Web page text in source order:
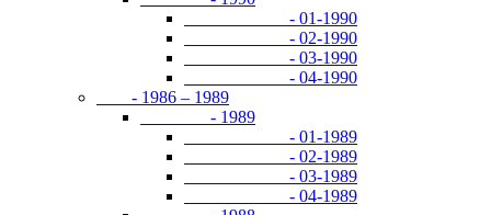
- 01-1990
- 02-1990
- 03-1990
- 04-1990
- 1986 – 1989
- 1989
- 01-1989
- 02-1989
- 03-1989
- 04-1989